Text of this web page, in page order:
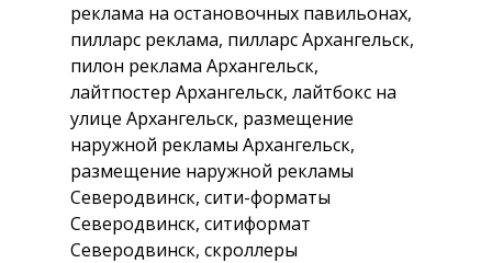
реклама на остановочных павильонах,
пилларс реклама, пилларс Архангельск,
пилон реклама Архангельск,
лайтпостер Архангельск, лайтбокс на
улице Архангельск, размещение
наружной рекламы Архангельск,
размещение наружной рекламы
Северодвинск, сити-форматы
Северодвинск, ситиформат
Северодвинск, скроллеры